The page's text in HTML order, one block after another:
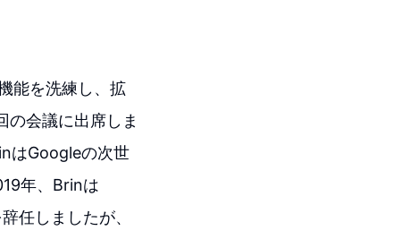
能を洗練し、拡
の会議に出席しま
はGoogleの次世
年、Brinは
任しましたが、